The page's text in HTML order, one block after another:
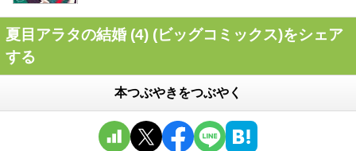
夏目アラタの結婚 (4) (ビッグコミックス)をシェア
する
本つぶやきをつぶやく